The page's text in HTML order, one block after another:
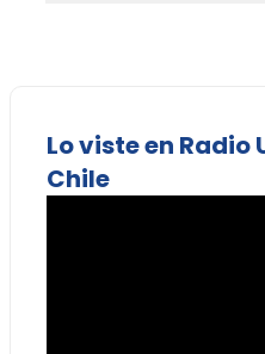
Lo viste en Radio
Chile